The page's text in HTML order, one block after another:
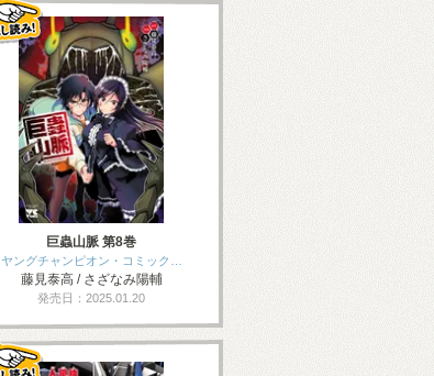
巨蟲山脈 第8巻
ヤングチャンピオン・コミック…
藤見泰高 / さざなみ陽輔
発売日：2025.01.20